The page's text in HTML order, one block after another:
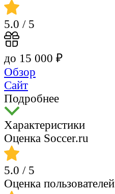
5.0 / 5
до 15 000 ₽
Обзор
Сайт
Подробнее
Характеристики
Оценка Soccer.ru
5.0 / 5
Оценка пользователей